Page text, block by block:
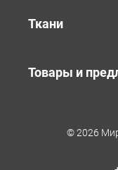
Ткани
Товары и
© 2026